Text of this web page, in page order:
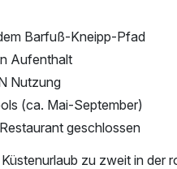
Barfuß-Kneipp-Pfad
Aufenthalt
Nutzung
(ca. Mai-September)
geschlossen
zu zweit in der